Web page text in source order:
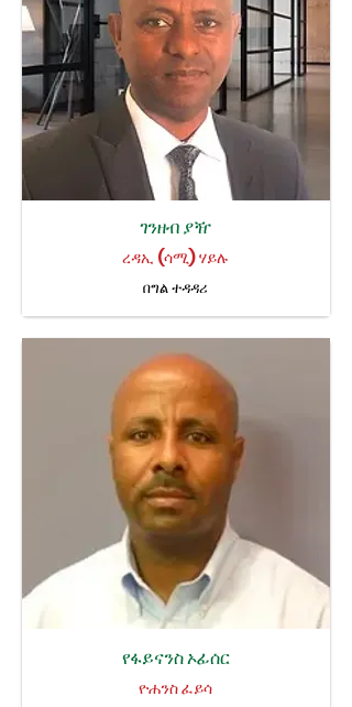
ገንዘብ ያዥ
ረዳኢ (ሳሚ) ሃይሉ
በግል ተዳዳሪ
የፋይናንስ ኦፊሰር
ዮሐንስ ፈይሳ